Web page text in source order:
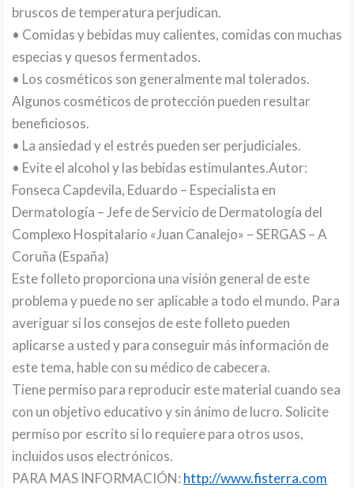
bruscos de temperatura perjudican.
• Comidas y bebidas muy calientes, comidas con muchas
especias y quesos fermentados.
• Los cosméticos son generalmente mal tolerados.
Algunos cosméticos de protección pueden resultar
beneficiosos.
• La ansiedad y el estrés pueden ser perjudiciales.
• Evite el alcohol y las bebidas estimulantes.Autor:
Fonseca Capdevila, Eduardo – Especialista en
Dermatología – Jefe de Servicio de Dermatología del
Complexo Hospitalario «Juan Canalejo» – SERGAS – A
Coruña (España)
Este folleto proporciona una visión general de este
problema y puede no ser aplicable a todo el mundo. Para
averiguar si los consejos de este folleto pueden
aplicarse a usted y para conseguir más información de
este tema, hable con su médico de cabecera.
Tiene permiso para reproducir este material cuando sea
con un objetivo educativo y sin ánimo de lucro. Solicite
permiso por escrito si lo requiere para otros usos,
incluidos usos electrónicos.
PARA MAS INFORMACIÓN: http://www.fisterra.com